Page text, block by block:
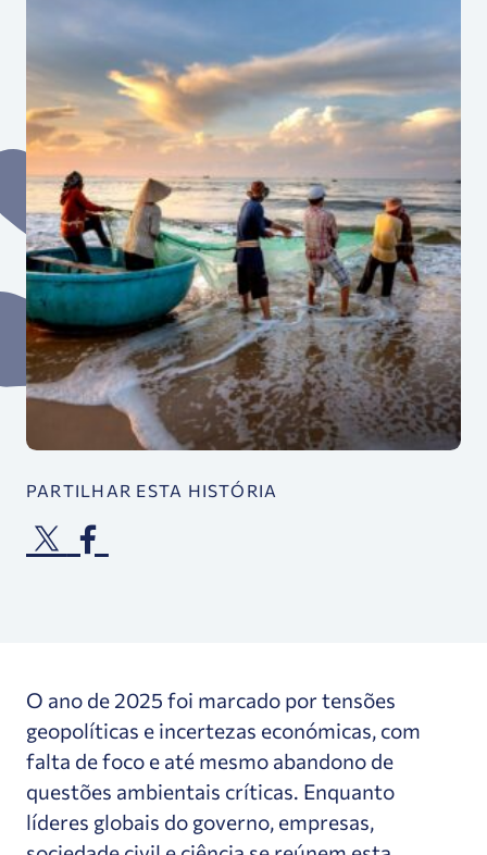
PARTILHAR ESTA HISTÓRIA
O ano de 2025 foi marcado por tensões
geopolíticas e incertezas económicas, com
falta de foco e até mesmo abandono de
questões ambientais críticas. Enquanto
líderes globais do governo, empresas,